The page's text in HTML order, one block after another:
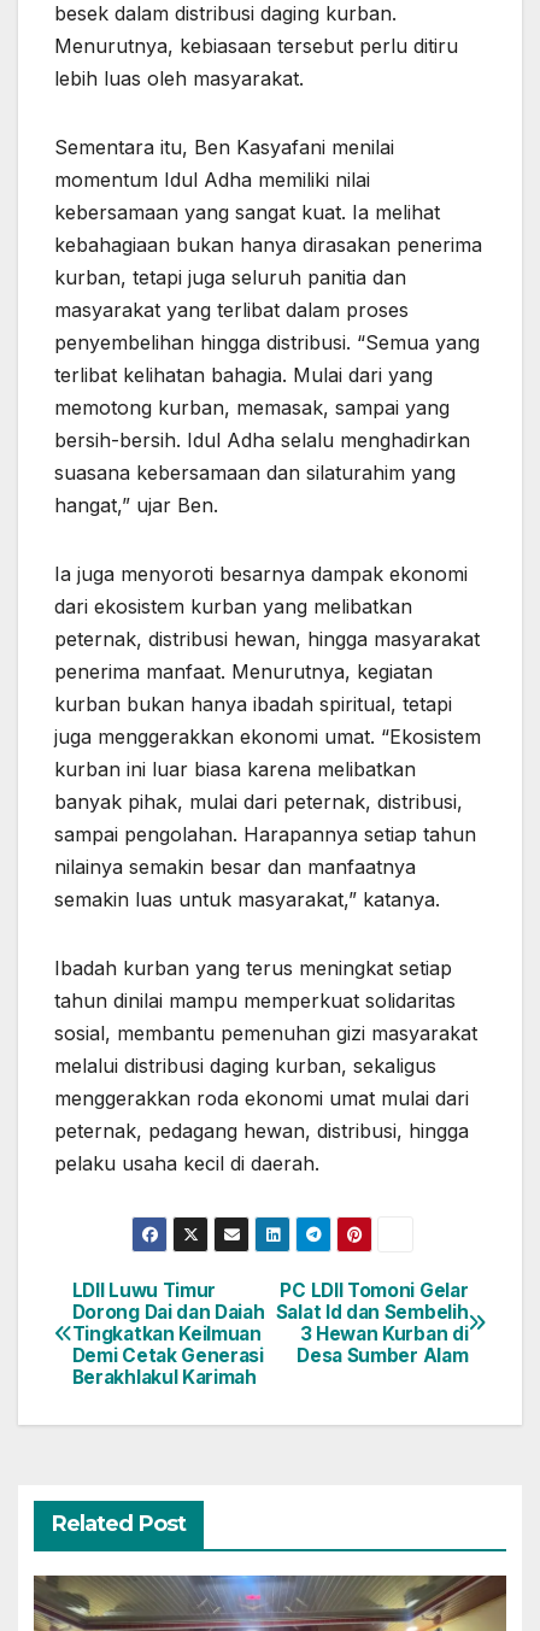
besek dalam distribusi daging kurban.
Menurutnya, kebiasaan tersebut perlu ditiru
lebih luas oleh masyarakat.
Sementara itu, Ben Kasyafani menilai
momentum Idul Adha memiliki nilai
kebersamaan yang sangat kuat. Ia melihat
kebahagiaan bukan hanya dirasakan penerima
kurban, tetapi juga seluruh panitia dan
masyarakat yang terlibat dalam proses
penyembelihan hingga distribusi. “Semua yang
terlibat kelihatan bahagia. Mulai dari yang
memotong kurban, memasak, sampai yang
bersih-bersih. Idul Adha selalu menghadirkan
suasana kebersamaan dan silaturahim yang
hangat,” ujar Ben.
Ia juga menyoroti besarnya dampak ekonomi
dari ekosistem kurban yang melibatkan
peternak, distribusi hewan, hingga masyarakat
penerima manfaat. Menurutnya, kegiatan
kurban bukan hanya ibadah spiritual, tetapi
juga menggerakkan ekonomi umat. “Ekosistem
kurban ini luar biasa karena melibatkan
banyak pihak, mulai dari peternak, distribusi,
sampai pengolahan. Harapannya setiap tahun
nilainya semakin besar dan manfaatnya
semakin luas untuk masyarakat,” katanya.
Ibadah kurban yang terus meningkat setiap
tahun dinilai mampu memperkuat solidaritas
sosial, membantu pemenuhan gizi masyarakat
melalui distribusi daging kurban, sekaligus
menggerakkan roda ekonomi umat mulai dari
peternak, pedagang hewan, distribusi, hingga
pelaku usaha kecil di daerah.
Navigasi
pos
PC LDII Tomoni Gelar
Salat Id dan Sembelih
3 Hewan Kurban di
Desa Sumber Alam
LDII Luwu Timur
Dorong Dai dan Daiah
Tingkatkan Keilmuan
Demi Cetak Generasi
Berakhlakul Karimah
Related Post